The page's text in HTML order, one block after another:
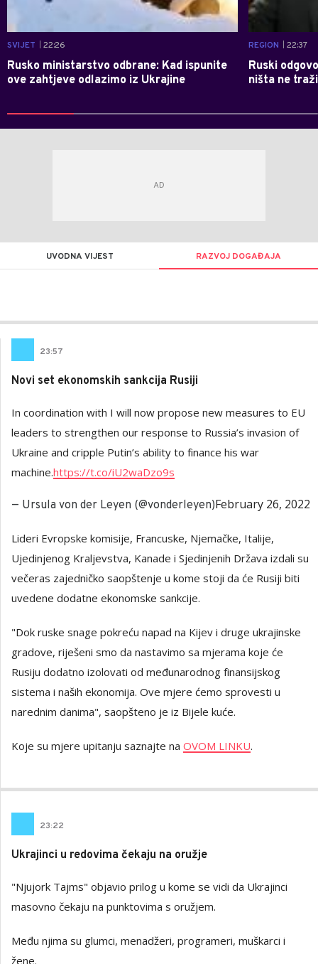
SVIJET | 22:26
Rusko ministarstvo odbrane: Kad ispunite
ove zahtjeve odlazimo iz Ukrajine
REGION | 22:37
Ruski
ništa ne
UVODNA VIJEST RAZVOJ DOGAĐAJA
23:57
Novi set ekonomskih sankcija Rusiji
In coordination with I will now propose new measures to EU
leaders to strengthen our response to Russia’s invasion of
Ukraine and cripple Putin’s ability to finance his war
machine.https://t.co/iU2waDzo9s
— Ursula von der Leyen (@vonderleyen)February 26, 2022
Lideri Evropske komisije, Francuske, Njemačke, Italije,
Ujedinjenog Kraljevstva, Kanade i Sjedinjenih Država izdali su
večeras zajedničko saopštenje u kome stoji da će Rusiji biti
uvedene dodatne ekonomske sankcije.
"Dok ruske snage pokreću napad na Kijev i druge ukrajinske
gradove, riješeni smo da nastavimo sa mjerama koje će
Rusiju dodatno izolovati od međunarodnog finansijskog
sistema i naših ekonomija. Ove mjere ćemo sprovesti u
narednim danima", saopšteno je iz Bijele kuće.
Koje su mjere upitanju saznajte na OVOM LINKU.
23:22
Ukrajinci u redovima čekaju na oružje
"Njujork Tajms" objavio prilog u kome se vidi da Ukrajinci
masovno čekaju na punktovima s oružjem.
Među njima su glumci, menadžeri, programeri, muškarci i
žene.